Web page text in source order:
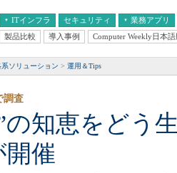
ITインフラ セキュリティ 業務アプリ
タープライズAI
システム
経営とIT 医療IT
製品比較 導入事例 Computer Weekly日本語
ソリューション 運用＆Tips
の知恵をどう
開催
調査